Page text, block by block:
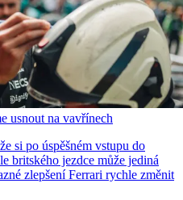
usnout na vavřínech
si po úspěšném vstupu do
britského jezdce může jediná
zlepšení Ferrari rychle změnit